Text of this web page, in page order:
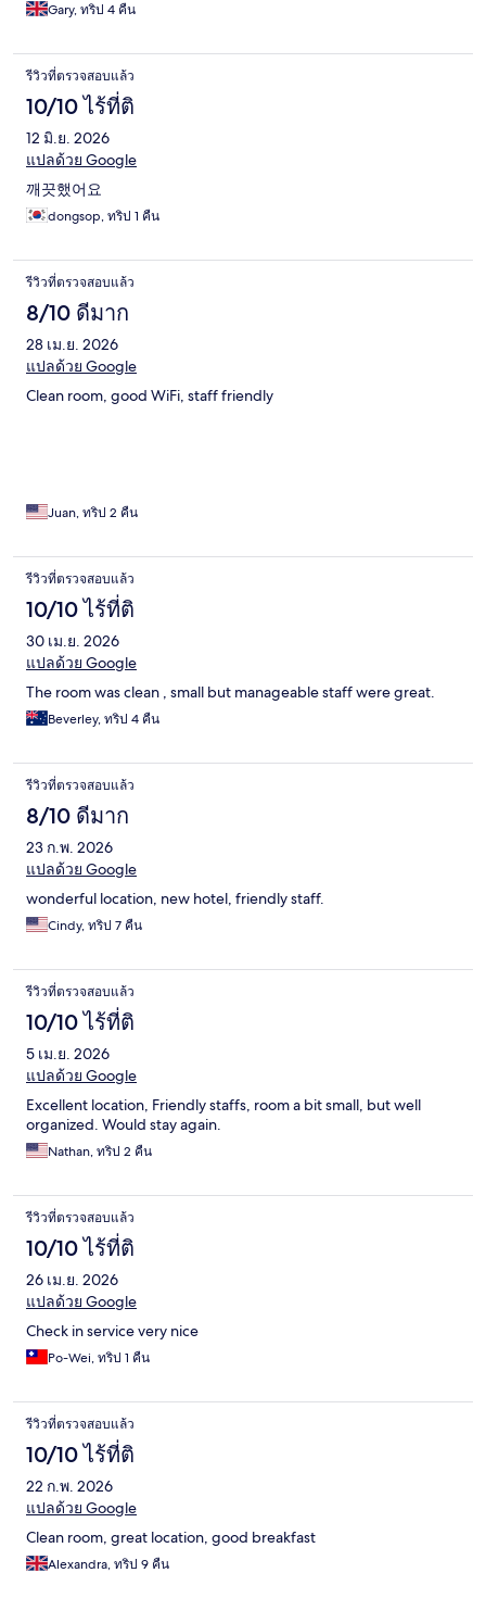
Gary, ทริป 4 คืน
รีวิวที่ตรวจสอบแล้ว
10/10 ไร้ที่ติ
12 มิ.ย. 2026
แปลด้วย Google
깨끗했어요
dongsop, ทริป 1 คืน
รีวิวที่ตรวจสอบแล้ว
8/10 ดีมาก
28 เม.ย. 2026
แปลด้วย Google
Clean room, good WiFi, staff friendly
Juan, ทริป 2 คืน
รีวิวที่ตรวจสอบแล้ว
10/10 ไร้ที่ติ
30 เม.ย. 2026
แปลด้วย Google
The room was clean , small but manageable staff were great.
Beverley, ทริป 4 คืน
รีวิวที่ตรวจสอบแล้ว
8/10 ดีมาก
23 ก.พ. 2026
แปลด้วย Google
wonderful location, new hotel, friendly staff.
Cindy, ทริป 7 คืน
รีวิวที่ตรวจสอบแล้ว
10/10 ไร้ที่ติ
5 เม.ย. 2026
แปลด้วย Google
Excellent location, Friendly staffs, room a bit small, but well
organized. Would stay again.
Nathan, ทริป 2 คืน
รีวิวที่ตรวจสอบแล้ว
10/10 ไร้ที่ติ
26 เม.ย. 2026
แปลด้วย Google
Check in service very nice
Po-Wei, ทริป 1 คืน
รีวิวที่ตรวจสอบแล้ว
10/10 ไร้ที่ติ
22 ก.พ. 2026
แปลด้วย Google
Clean room, great location, good breakfast
Alexandra, ทริป 9 คืน